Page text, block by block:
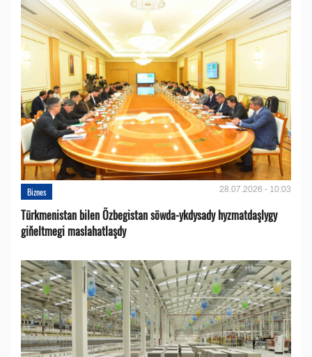
Biznes 28.07.2026 - 10:03
Türkmenistan bilen Özbegistan söwda-ykdysady hyzmatdaşlygy
giňeltmegi maslahatlaşdy